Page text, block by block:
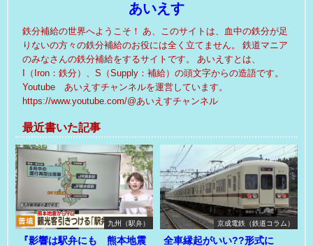
あいえす
鉄分補給の世界へようこそ！ あ、このサイトは、血中の鉄分が足
りないの方々の鉄分補給のお役には全く立てません。 鉄道マニア
のみなさんの鉄分補給をするサイトです。 あいえすとは、
I（Iron：鉄分）、S（Supply：補給）の頭文字からの造語です。
Youtube あいえすチャンネルを運営しています。
https://www.youtube.com/@あいえすチャンネル
最近書いた記事
九州（駅弁）
『影響は駅弁にも 熊本地震
京成電鉄（鉄道コラム）
全車縁起がいい??形式に